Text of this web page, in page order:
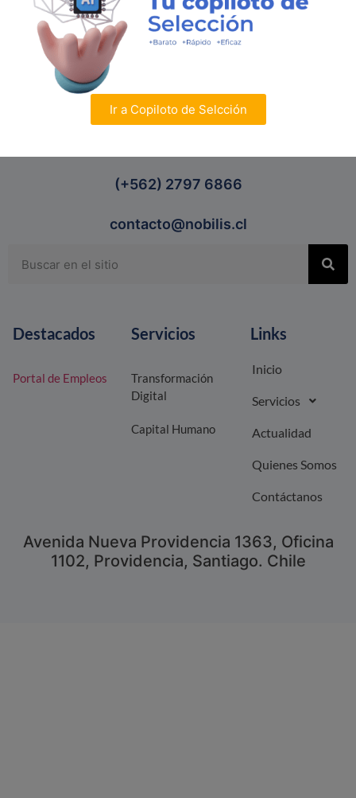
(+562) 2797 6866
contacto@nobilis.cl
Destacados
Portal de Empleos
Servicios
Transformación
Digital
Capital Humano
Links
Inicio
Servicios
Actualidad
Quienes Somos
Contáctanos
Avenida Nueva Providencia 1363, Oficina
1102, Providencia, Santiago. Chile
Ir a Copiloto de Selcción